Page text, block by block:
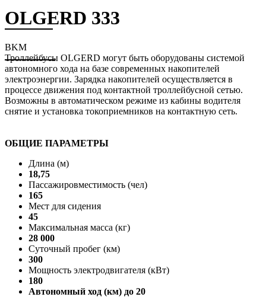
OLGERD 333
BKM
Троллейбусы OLGERD могут быть оборудованы системой
автономного хода на базе современных накопителей
электроэнергии. Зарядка накопителей осуществляется в
процессе движения под контактной троллейбусной сетью.
Возможны в автоматическом режиме из кабины водителя
снятие и установка токоприемников на контактную сеть.
ОБЩИЕ ПАРАМЕТРЫ
Длина (м)
18,75
Пассажировместимость (чел)
165
Мест для сидения
45
Максимальная масса (кг)
28 000
Суточный пробег (км)
300
Мощность электродвигателя (кВт)
180
Автономный ход (км) до 20